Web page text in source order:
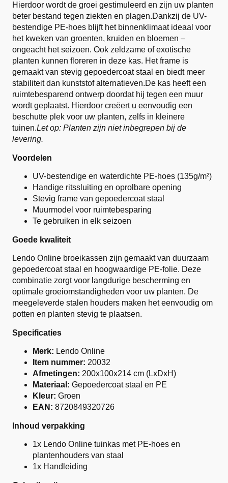
Hierdoor wordt de groei gestimuleerd en zijn uw planten
beter bestand tegen ziekten en plagen.Dankzij de UV-
bestendige PE-hoes blijft het binnenklimaat ideaal voor
het kweken van groenten, kruiden en bloemen –
ongeacht het seizoen. Ook zeldzame of exotische
planten kunnen floreren in deze kas. Het frame is
gemaakt van stevig gepoedercoat staal en biedt meer
stabiliteit dan kunststof alternatieven.De kas heeft een
ruimtebesparend ontwerp doordat hij tegen een muur
wordt geplaatst. Hierdoor creëert u eenvoudig een
beschutte plek voor uw planten, zelfs in kleinere
tuinen.Let op: Planten zijn niet inbegrepen bij de
levering.
Voordelen
UV-bestendige en waterdichte PE-hoes (135g/m²)
Handige ritssluiting en oprolbare opening
Stevig frame van gepoedercoat staal
Muurmodel voor ruimtebesparing
Te gebruiken in elk seizoen
Goede kwaliteit
Lendo Online broeikassen zijn gemaakt van duurzaam
gepoedercoat staal en hoogwaardige PE-folie. Deze
combinatie zorgt voor langdurige bescherming en
optimale groeiomstandigheden voor uw planten. De
meegeleverde stalen houders maken het eenvoudig om
potten en planten stevig te plaatsen.
Specificaties
Merk: Lendo Online
Item nummer: 20032
Afmetingen: 200x100x214 cm (LxDxH)
Materiaal: Gepoedercoat staal en PE
Kleur: Groen
EAN: 8720849320726
Inhoud verpakking
1x Lendo Online tuinkas met PE-hoes en
plantenhouders van staal
1x Handleiding